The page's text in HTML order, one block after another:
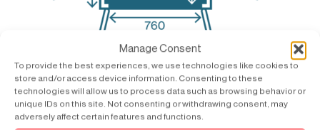
Manage Consent
To provide the best experiences, we use technologies like cookies to
store and/or access device information. Consenting to these
technologies will allow us to process data such as browsing behavior or
unique IDs on this site. Not consenting or withdrawing consent, may
adversely affect certain features and functions.
Home lift size: S
Floor size:830×1000 mm